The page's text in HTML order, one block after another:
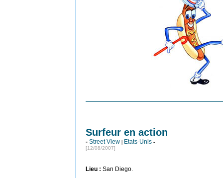
Surfeur en action
- Street View | Etats-Unis -
[12/08/2007]
Lieu : San Diego.